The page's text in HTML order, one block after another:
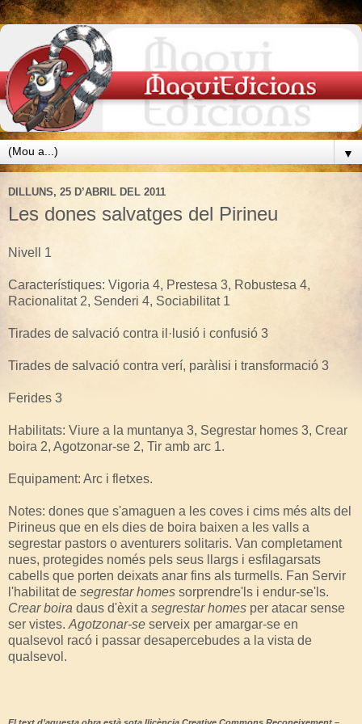
▼
DILLUNS, 25 D’ABRIL DEL 2011
Les dones salvatges del Pirineu
Nivell 1
Característiques: Vigoria 4, Prestesa 3, Robustesa 4,
Racionalitat 2, Senderi 4, Sociabilitat 1
Tirades de salvació contra il·lusió i confusió 3
Tirades de salvació contra verí, paràlisi i transformació 3
Ferides 3
Habilitats: Viure a la muntanya 3, Segrestar homes 3, Crear
boira 2, Agotzonar-se 2, Tir amb arc 1.
Equipament: Arc i fletxes.
Notes: dones que s'amaguen a les coves i cims més alts del
Pirineus que en els dies de boira baixen a les valls a
segrestar pastors o aventurers solitaris. Van completament
nues, protegides només pels seus llargs i esfilagarsats
cabells que porten deixats anar fins als turmells. Fan Servir
l'habilitat de segrestar homes sorprendre'ls i endur-se'ls.
Crear boira daus d'èxit a segrestar homes per atacar sense
ser vistes. Agotzonar-se serveix per amargar-se en
qualsevol racó i passar desapercebudes a la vista de
qualsevol.